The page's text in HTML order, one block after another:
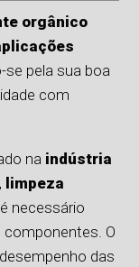
orgânico
se pela sua boa
com
na indústria
, limpeza
necessário
componentes. O
das